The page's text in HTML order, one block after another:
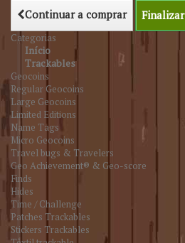
Continuar a comprar
Categorias
Início
Trackables
Geocoins
Regular Geocoins
Large Geocoins
Limited Editions
Name Tags
Micro Geocoins
Travel bugs & Travelers
Geo Achievement® & Geo-score
Finds
Hides
Time / Challenge
Patches Trackables
Stickers Trackables